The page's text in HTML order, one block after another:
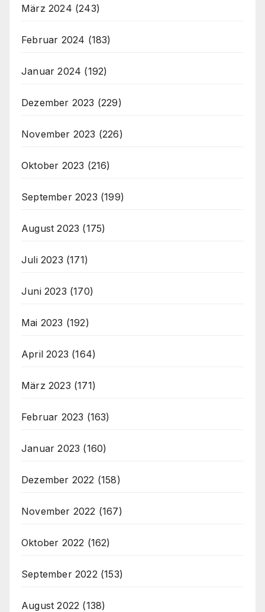
März 2024 (243)
Februar 2024 (183)
Januar 2024 (192)
Dezember 2023 (229)
November 2023 (226)
Oktober 2023 (216)
September 2023 (199)
August 2023 (175)
Juli 2023 (171)
Juni 2023 (170)
Mai 2023 (192)
April 2023 (164)
März 2023 (171)
Februar 2023 (163)
Januar 2023 (160)
Dezember 2022 (158)
November 2022 (167)
Oktober 2022 (162)
September 2022 (153)
August 2022 (138)